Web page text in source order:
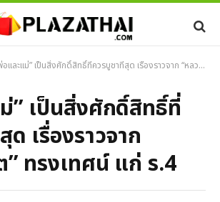
และแม่” เป็นสิ่งศักดิ์สิทธิ์ที่ควรบูชาที่สุด เรื่องราวจาก “หลวงปู่โต” ทรงเทศน์ แก่ ร.4
” เป็นสิ่งศักดิ์สิทธิ์ที่
เรื่องราวจาก
” ทรงเทศน์ แก่ ร.4